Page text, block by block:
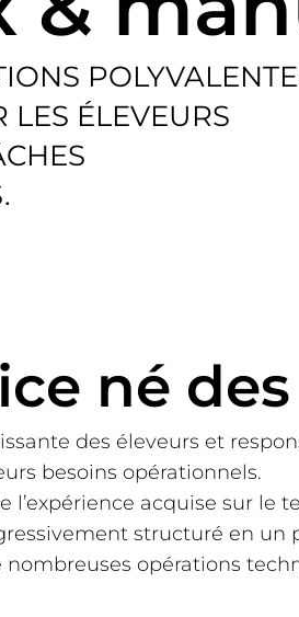
LES ÉLEVEURS
né
des éleveurs et
besoins opérationnels.
l’expérience acquise sur
structuré en
opérations